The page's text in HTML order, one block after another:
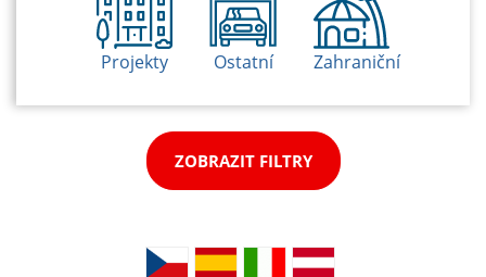
Projekty Ostatní Zahraniční
ZOBRAZIT FILTRY